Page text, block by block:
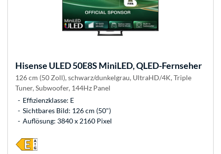
Hisense ULED 50E8S MiniLED, QLED-Fernseher
126 cm (50 Zoll), schwarz/dunkelgrau, UltraHD/4K, Triple
Tuner, Subwoofer, 144Hz Panel
Effizienzklasse: E
Sichtbares Bild: 126 cm (50")
Auflösung: 3840 x 2160 Pixel